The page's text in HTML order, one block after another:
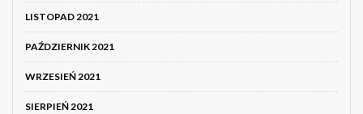
LISTOPAD 2021
PAŹDZIERNIK 2021
WRZESIEŃ 2021
SIERPIEŃ 2021